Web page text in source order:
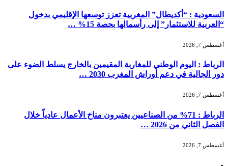
السعودية : “أكديطال” المغربية تعزز توسعها الإقليمي بدخول
“العربية للاستثمار” إلى رأسمالها بحصة 15% …
أغسطس 7, 2026
الرباط : اليوم الوطني للمغاربة المقيمين بالخارج يسلط الضوء على
دور الجالية في دعم أوراش المغرب 2030 …
أغسطس 7, 2026
الرباط : 71% من الصناعيين يعتبرون مناخ الأعمال عادياً خلال
الفصل الثاني من 2026 …
أغسطس 7, 2026